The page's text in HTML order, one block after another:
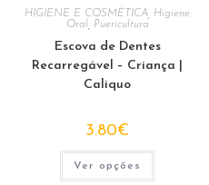
HIGIENE E COSMÉTICA Higiene
Oral, Puericultura
Escova de Dentes
Recarregável – Criança |
Caliquo
3.80€
Ver opções
has